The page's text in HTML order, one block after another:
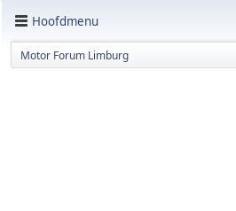
Hoofdmenu
Motor Forum Limburg